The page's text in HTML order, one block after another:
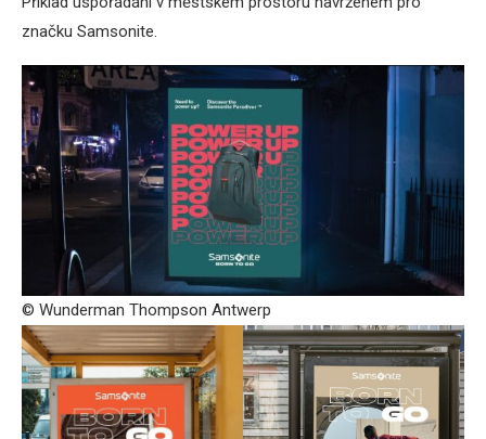
značku Samsonite.
© Wunderman Thompson Antwerp